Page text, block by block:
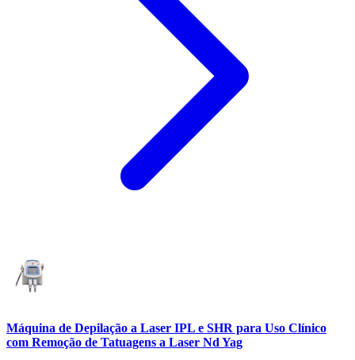
Máquina de Depilação a Laser IPL e SHR para Uso Clínico
com Remoção de Tatuagens a Laser Nd Yag